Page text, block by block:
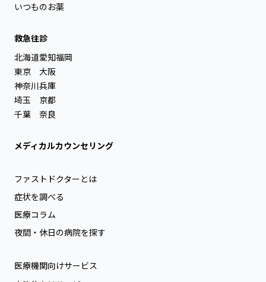
いつものお薬
救急往診
北海道
東京
神奈川
埼玉
千葉
愛知
大阪
兵庫
京都
奈良
福岡
メディカルカウンセリング
ファストドクターとは
症状を調べる
医療コラム
夜間・休日の病院を探す
医療機関向けサービス